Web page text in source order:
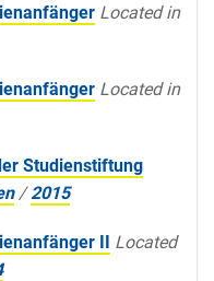
Located in
Located in
Studienstiftung
/2015
II Located